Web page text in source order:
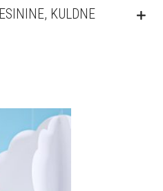
KULDNE